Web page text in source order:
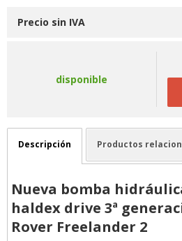
Precio sin IVA
disponible
Descripción Productos
Nueva bomba
haldex drive 3ª
Rover Freelander 2